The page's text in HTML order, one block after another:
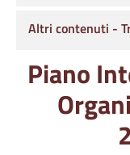
Piano
Altri contenuti -